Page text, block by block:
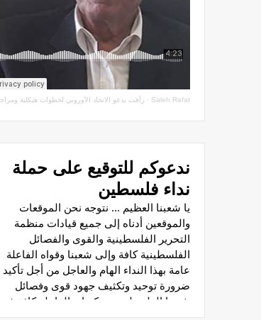
Saleh Rafat
· رأفت يدعو الاتحاد الأوروبي لخطوات هيكلية ومراجعة اتفاقيات الشراكة مع سلطة الاحتلال